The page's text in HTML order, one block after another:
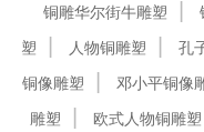
铜雕华尔街牛雕塑
塑
人物铜雕塑 孔
铜像雕塑
邓小平铜像
雕塑
欧式人物铜雕塑